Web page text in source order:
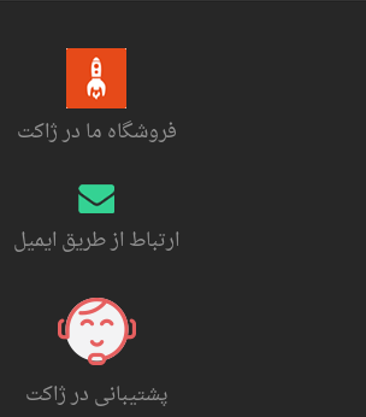
فروشگاه ما در ژاکت
ارتباط از طریق ایمیل
پشتیبانی در ژاکت